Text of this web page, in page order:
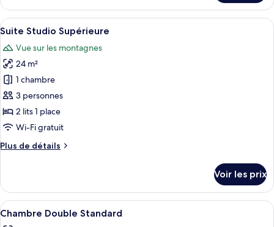
le
type
de
Suite
Studio
Supérieure
Afficher
toutes
les
photos
pour
ce
type
de
chambre :
Suite
Une chambre avec de grandes
3
Suite Studio Supérieure
Vue sur les montagnes
24 m²
1 chambre
3 personnes
2 lits 1 place
Wi-Fi gratuit
Plus de détails
Plus
le
type
de
Voir les prix
Afficher
toutes
Chambre Double Standard | Literie
1
Chambre Double Standard